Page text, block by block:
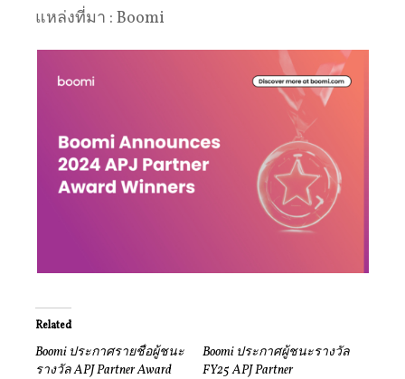
แหล่งที่มา : Boomi
Related
Boomi ประกาศรายชื่อผู้ชนะ
รางวัล APJ Partner Award
Boomi ประกาศผู้ชนะรางวัล
FY25 APJ Partner